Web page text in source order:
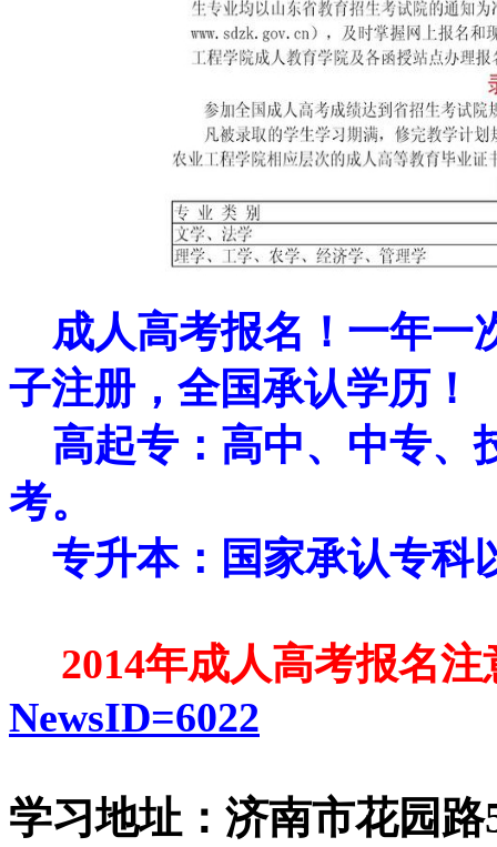
成人高考报名！一年一
子注册，全国承认学历！
高起专：高中、中专、
考。
专升本：国家承认专科
2014年成人高考报名注
NewsID=6022
学习地址：济南市花园